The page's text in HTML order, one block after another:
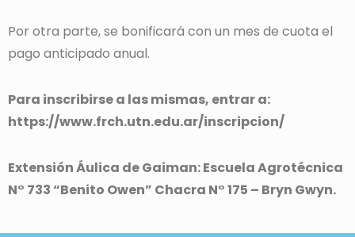
Por otra parte, se bonificará con un mes de cuota el
pago anticipado anual.
Para inscribirse a las mismas, entrar a:
https://www.frch.utn.edu.ar/inscripcion/
Extensión Áulica de Gaiman: Escuela Agrotécnica
N° 733 “Benito Owen” Chacra N° 175 – Bryn Gwyn.